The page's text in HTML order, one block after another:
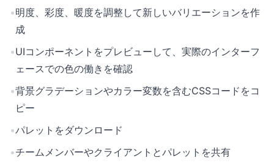
•明度、彩度、暖度を調整して新しいバリエーションを作
成
•UIコンポーネントをプレビューして、実際のインターフ
ェースでの色の働きを確認
•背景グラデーションやカラー変数を含むCSSコードをコ
ピー
•パレットをダウンロード
•チームメンバーやクライアントとパレットを共有